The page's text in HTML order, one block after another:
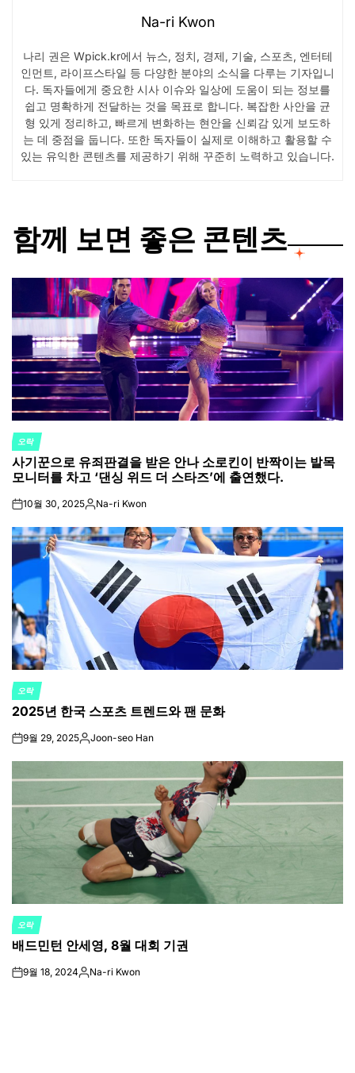
Na-ri Kwon
나리 권은 Wpick.kr에서 뉴스, 정치, 경제, 기술, 스포츠, 엔터테
인먼트, 라이프스타일 등 다양한 분야의 소식을 다루는 기자입니
다. 독자들에게 중요한 시사 이슈와 일상에 도움이 되는 정보를
쉽고 명확하게 전달하는 것을 목표로 합니다. 복잡한 사안을 균
형 있게 정리하고, 빠르게 변화하는 현안을 신뢰감 있게 보도하
는 데 중점을 둡니다. 또한 독자들이 실제로 이해하고 활용할 수
있는 유익한 콘텐츠를 제공하기 위해 꾸준히 노력하고 있습니다.
함께 보면 좋은 콘텐츠
POSTED
IN
오락
사기꾼으로 유죄판결을 받은 안나 소로킨이 반짝이는 발목
모니터를 차고 ‘댄싱 위드 더 스타즈’에 출연했다.
on10월 30, 2025Posted
Na-ri Kwon
POSTED
IN
오락
2025년 한국 스포츠 트렌드와 팬 문화
on9월 29, 2025Posted
Joon-seo Han
POSTED
IN
오락
배드민턴 안세영, 8월 대회 기권
on9월 18, 2024Posted
Na-ri Kwon